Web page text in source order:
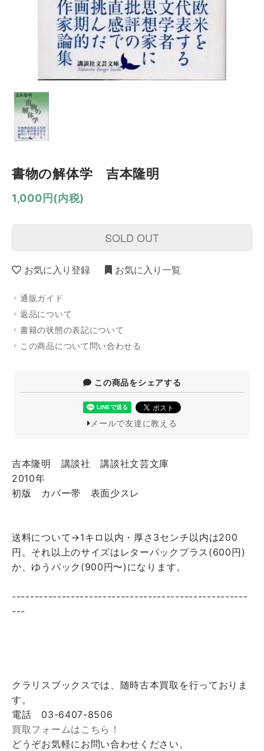
書物の解体学 吉本隆明
1,000円(内税)
SOLD OUT
お気に入り登録 お気に入り一覧
通販ガイド
返品について
書籍の状態の表記について
この商品について問い合わせる
この商品をシェアする
メールで友達に教える
吉本隆明 講談社 講談社文芸文庫
2010年
初版 カバー帯 表面少スレ
送料について→1キロ以内・厚さ3センチ以内は200
円。それ以上のサイズはレターパックプラス(600円)
か、ゆうパック(900円〜)になります。
----------------------------------------------------
---
クラリスブックスでは、随時古本買取を行っておりま
す。
電話 03-6407-8506
買取フォームはこちら！
どうぞお気軽にお問い合わせください。